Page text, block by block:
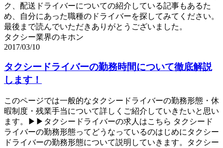
ク、配送ドライバーについての紹介している記事もあるた
め、自分にあった職種のドライバーを探してみてください。
最後まで読んでいただきありがとうございました。
タクシー業界のキホン
2017/03/10
タクシードライバーの勤務時間について徹底解説
します！
このページでは一般的なタクシードライバーの勤務形態・休
暇制度・残業手当について詳しくご紹介していきたいと思い
ます。▶▶タクシードライバーの求人はこちら タクシード
ライバーの勤務形態ってどうなっているのはじめにタクシー
ドライバーの勤務形態について説明していきます。タクシー